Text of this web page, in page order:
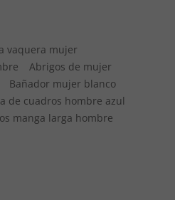
vaquera mujer
Abrigos de mujer
Bañador mujer blanco
de cuadros hombre azul
manga larga hombre